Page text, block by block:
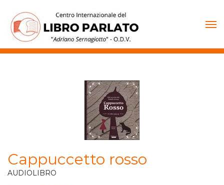
contenuto
Cappuccetto rosso
AUDIOLIBRO